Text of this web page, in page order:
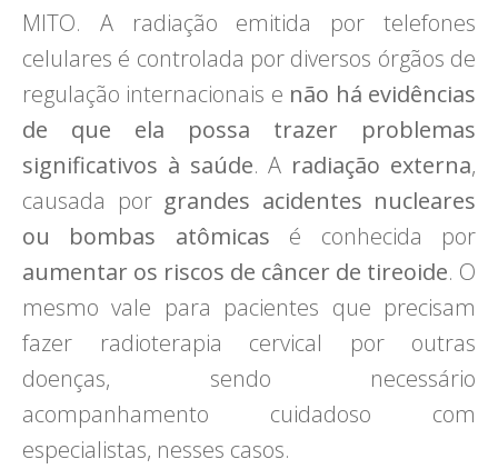
MITO. A radiação emitida por telefones
celulares é controlada por diversos órgãos de
regulação internacionais e não há evidências
de que ela possa trazer problemas
significativos à saúde. A radiação externa,
causada porgrandes acidentes nucleares
ou bombas atômicas é conhecida por
aumentar os riscos de câncer de tireoide. O
mesmo vale para pacientes que precisam
fazer radioterapia cervical por outras
doenças, sendo necessário
acompanhamento cuidadoso com
especialistas, nesses casos.